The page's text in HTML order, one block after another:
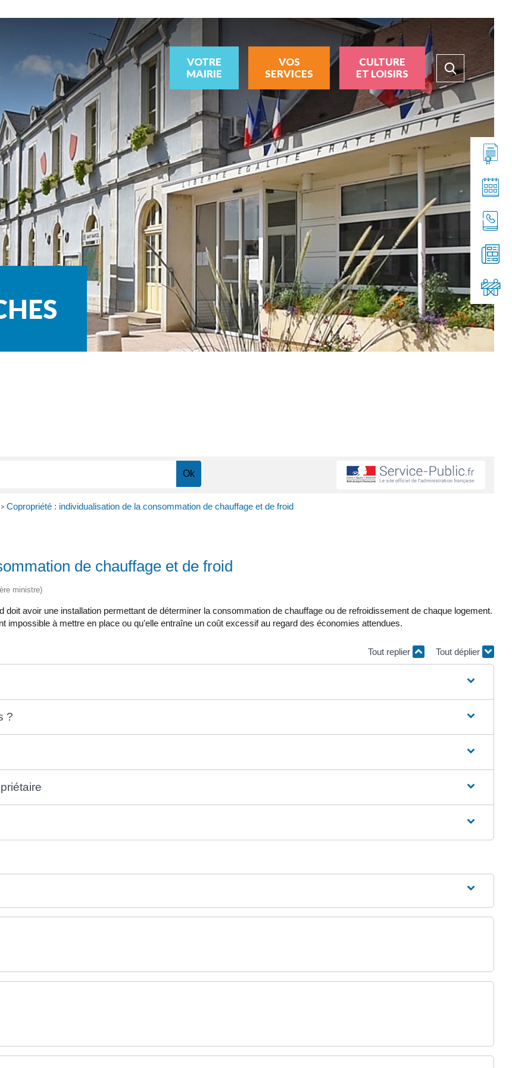
VOTRE
MAIRIE
VOS
SERVICES
CULTURE
ET LOISIRS
> Copropriété : individualisation de la consommation de chauffage et de froid
de chauffage et de froid
ministre)
avoir une installation permettant de déterminer la consommation de chauffage ou de refroidissement de chaque logement.
impossible à mettre en place ou qu'elle entraîne un coût excessif au regard des économies attendues.
Tout replier Tout déplier
?